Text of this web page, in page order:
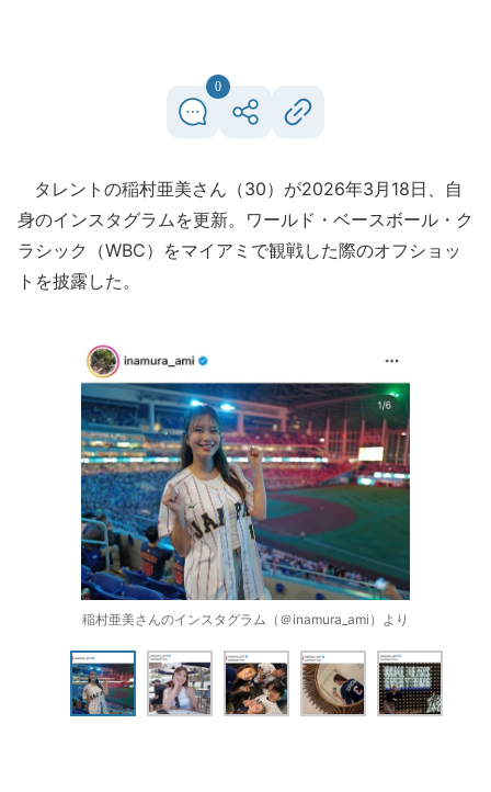
0
タレントの稲村亜美さん（30）が2026年3月18日、自
身のインスタグラムを更新。ワールド・ベースボール・ク
ラシック（WBC）をマイアミで観戦した際のオフショッ
トを披露した。
稲村亜美さんのインスタグラム（＠inamura_ami）より